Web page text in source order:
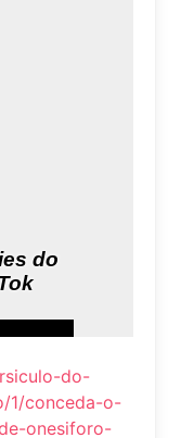
do-
1/conceda-o-
onesiforo-